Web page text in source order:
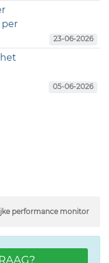
per
23-06-2026
05-06-2026
performance monitor